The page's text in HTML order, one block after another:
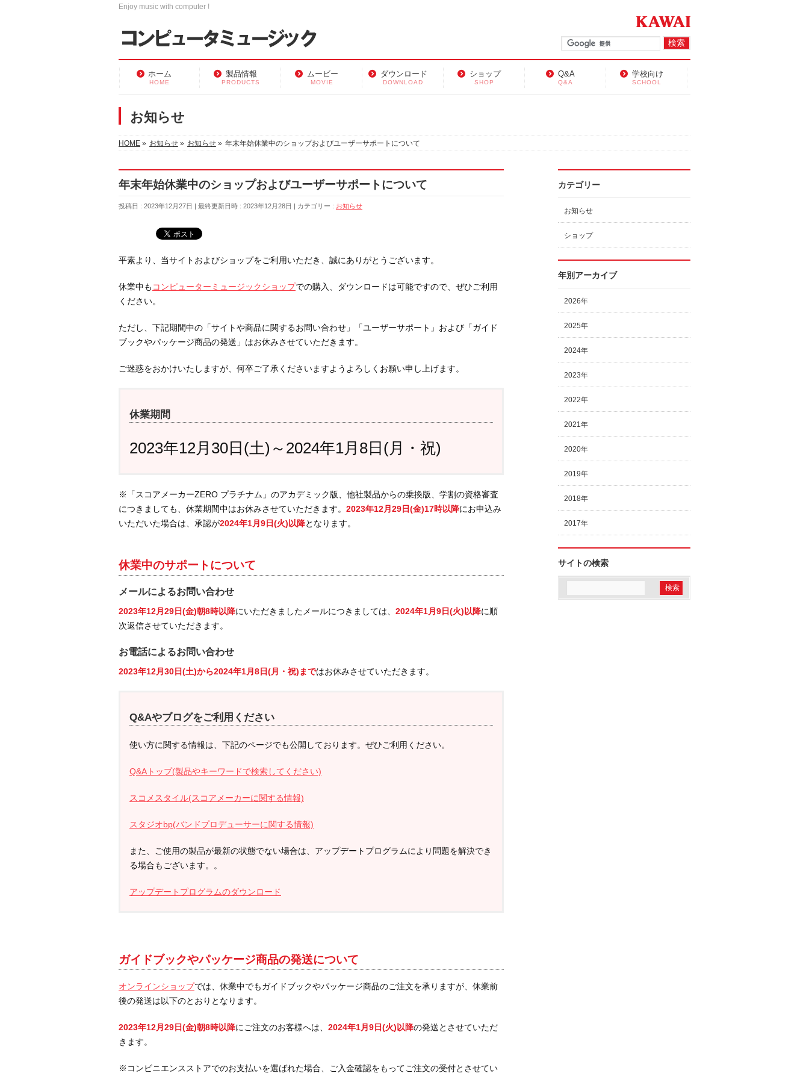
Enjoy music with computer !
ホーム
HOME
製品情報
PRODUCTS
ムービー
MOVIE
ダウンロード
DOWNLOAD
ショップ
SHOP
Q&A
Q&A
学校向け
SCHOOL
お知らせ
HOME » お知らせ » お知らせ » 年末年始休業中のショップおよびユーザーサポートについて
年末年始休業中のショップおよびユーザーサポートについて
投稿日 : 2023年12月27日 最終更新日時 : 2023年12月28日 カテゴリー : お知らせ
平素より、当サイトおよびショップをご利用いただき、誠にありがとうございます。
休業中も コンピューターミュージックショップでの購入、ダウンロードは可能ですので、ぜひご利用
ください。
ただし、下記期間中の「サイトや商品に関するお問い合わせ」「ユーザーサポート」および「ガイド
ブックやパッケージ商品の発送」はお休みさせていただきます。
ご迷惑をおかけいたしますが、何卒ご了承くださいますようよろしくお願い申し上げます。
休業期間
2023年12月30日(土)～2024年1月8日(月・祝)
※「スコアメーカーZERO プラチナム」のアカデミック版、他社製品からの乗換版、学割の資格審査
につきましても、休業期間中はお休みさせていただきます。 2023年12月29日(金)17時以降にお申込み
いただいた場合は、承認が2024年1月9日(火)以降となります。
休業中のサポートについて
メールによるお問い合わせ
2023年12月29日(金)朝8時以降にいただきましたメールにつきましては、 2024年1月9日(火)以降に順
次返信させていただきます。
お電話によるお問い合わせ
2023年12月30日(土)から2024年1月8日(月・祝)まではお休みさせていただきます。
Q&Aやブログをご利用ください
使い方に関する情報は、下記のページでも公開しております。ぜひご利用ください。
Q&Aトップ(製品やキーワードで検索してください)
スコメスタイル(スコアメーカーに関する情報)
スタジオbp(バンドプロデューサーに関する情報)
また、ご使用の製品が最新の状態でない場合は、アップデートプログラムにより問題を解決でき
る場合もございます。。
アップデートプログラムのダウンロード
ガイドブックやパッケージ商品の発送について
オンラインショップでは、休業中でもガイドブックやパッケージ商品のご注文を承りますが、休業前
後の発送は以下のとおりとなります。
2023年12月29日(金)朝8時以降にご注文のお客様へは、 2024年1月9日(火)以降の発送とさせていただ
きます。
※コンビニエンスストアでのお支払いを選ばれた場合、ご入金確認をもってご注文の受付とさせてい
カテゴリー
お知らせ
ショップ
年別アーカイブ
2026年
2025年
2024年
2023年
2022年
2021年
2020年
2019年
2018年
2017年
サイトの検索